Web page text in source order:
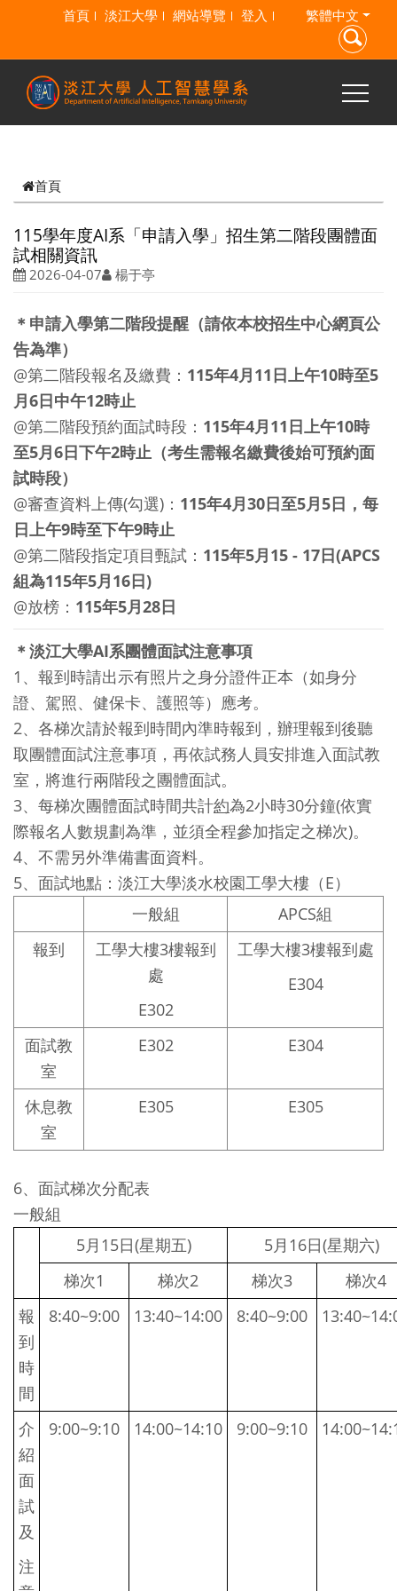
跳到主要內容
首頁 淡江大學 網站導覽 登入 繁體中文
首頁
115學年度AI系「申請入學」招生第二階段團體面
試相關資訊
2026-04-07 楊于亭
＊申請入學第二階段提醒（請依本校招生中心網頁公
告為準）
@第二階段報名及繳費： 115年4月11日上午10時至5
月6日中午12時止
@第二階段預約面試時段： 115年4月11日上午10時
至5月6日下午2時止（考生需報名繳費後始可預約面
試時段）
@審查資料上傳(勾選)： 115年4月30日至5月5日，每
日上午9時至下午9時止
@第二階段指定項目甄試： 115年5月15 - 17日(APCS
組為115年5月16日)
@放榜： 115年5月28日
＊淡江大學AI系團體面試注意事項
1、報到時請出示有照片之身分證件正本（如身分
證、駕照、健保卡、護照等）應考。
2、各梯次請於報到時間內準時報到，辦理報到後聽
取團體面試注意事項，再依試務人員安排進入面試教
室，將進行兩階段之團體面試。
3、每梯次團體面試時間共計約為2小時30分鐘(依實
際報名人數規劃為準，並須全程參加指定之梯次)。
4、不需另外準備書面資料。
5、面試地點：淡江大學淡水校園工學大樓（E）
一般組
APCS組
報到
工學大樓3樓報到
處
E302
工學大樓3樓報到處
E304
面試教
室
E302 E304
休息教
室
E305 E305
6、面試梯次分配表
一般組
5月15日(星期五) 5月16日(星期六)
梯次1
梯次2 梯次3
梯次4
報
到
時
間
8:40~9:00 13:40~14:00 8:40~9:00
介
紹
面
試
及
注
9:00~9:10 14:00~14:10 9:00~9:10